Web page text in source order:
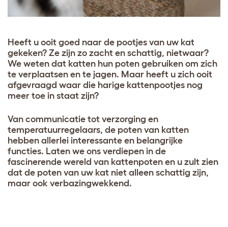
Heeft u ooit goed naar de pootjes van uw kat
gekeken? Ze zijn zo zacht en schattig, nietwaar?
We weten dat katten hun poten gebruiken om zich
te verplaatsen en te jagen. Maar heeft u zich ooit
afgevraagd waar die harige kattenpootjes nog
meer toe in staat zijn?
Van communicatie tot verzorging en
temperatuurregelaars, de poten van katten
hebben allerlei interessante en belangrijke
functies. Laten we ons verdiepen in de
fascinerende wereld van kattenpoten en u zult zien
dat de poten van uw kat niet alleen schattig zijn,
maar ook verbazingwekkend.